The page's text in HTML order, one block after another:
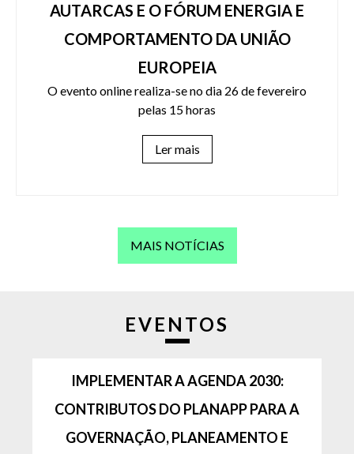
AUTARCAS E O FÓRUM ENERGIA E
COMPORTAMENTO DA UNIÃO
EUROPEIA
O evento online realiza-se no dia 26 de fevereiro
pelas 15 horas
Ler mais
MAIS NOTÍCIAS
EVENTOS
IMPLEMENTAR A AGENDA 2030:
CONTRIBUTOS DO PLANAPP PARA A
GOVERNAÇÃO, PLANEAMENTO E